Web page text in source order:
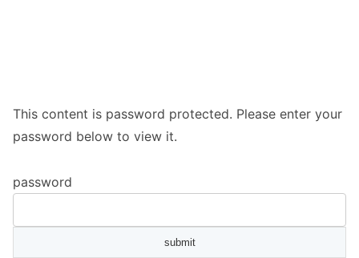
This content is password protected. Please enter your
password below to view it.
password